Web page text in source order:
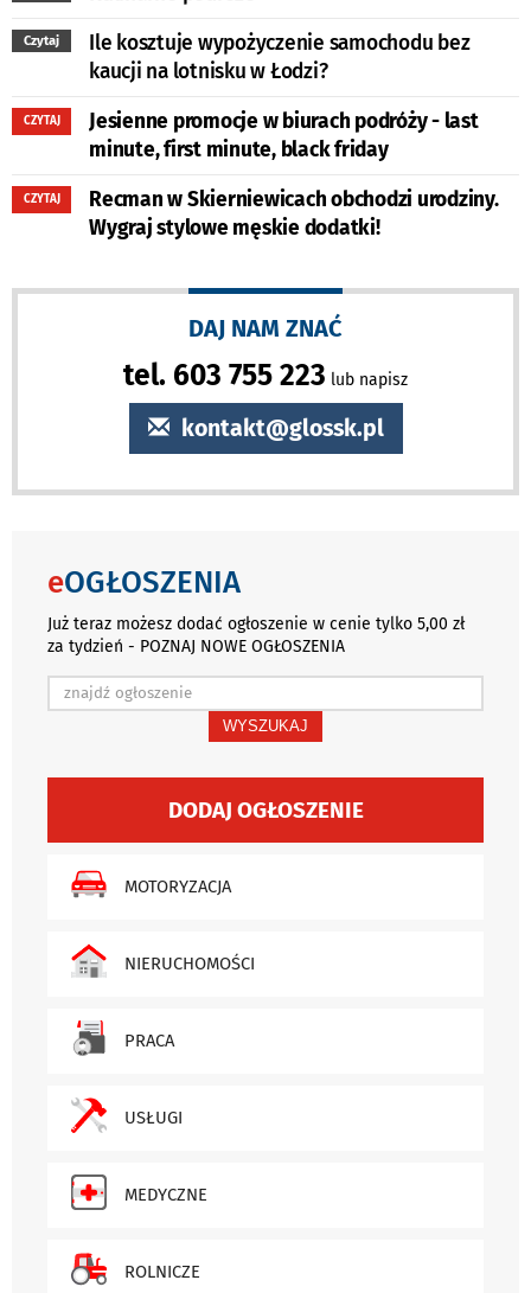
Czytaj
Ile kosztuje wypożyczenie samochodu bez
kaucji na lotnisku w Łodzi?
CZYTAJ
Jesienne promocje w biurach podróży - last
minute, first minute, black friday
CZYTAJ
Recman w Skierniewicach obchodzi urodziny.
Wygraj stylowe męskie dodatki!
DAJ NAM ZNAĆ
tel. 603 755 223 lub napisz
kontakt@glossk.pl
eOGŁOSZENIA
Już teraz możesz dodać ogłoszenie w cenie tylko 5,00 zł
za tydzień - POZNAJ NOWE OGŁOSZENIA
WYSZUKAJ
DODAJ OGŁOSZENIE
MOTORYZACJA
NIERUCHOMOŚCI
PRACA
USŁUGI
MEDYCZNE
ROLNICZE